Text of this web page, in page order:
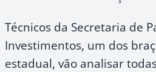
Técnicos da Secretaria de
Investimentos, um dos
estadual, vão analisar